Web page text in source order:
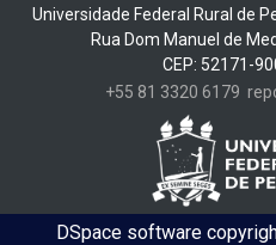
Universidade Federal Rural de
Rua Dom Manuel de
CEP: 52171-
+55 81 3320 6179
DSpace software